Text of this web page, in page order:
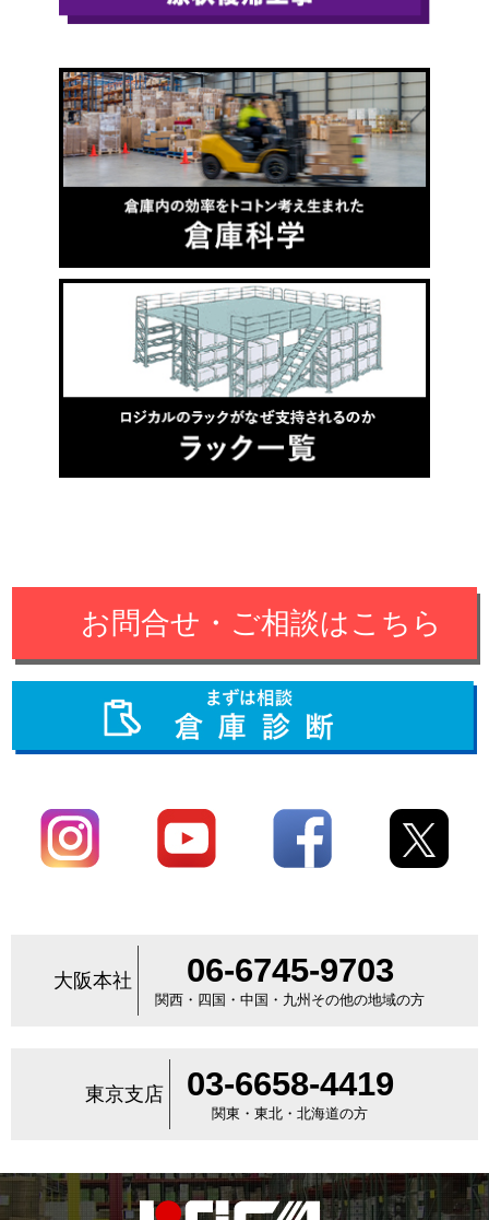
お問合せ・ご相談はこちら
大阪本社 06-6745-9703
関西・四国・中国・九州その他の地域の方
東京支店 03-6658-4419
関東・東北・北海道の方